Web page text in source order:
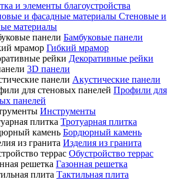
и элементы благоустройства
Стеновые и
материалы
Бамбуковые панели
Гибкий мрамор
Декоративные рейки
3D панели
Акустические панели
Профили для
панелей
Инструменты
Тротуарная плитка
Бордюрный камень
Изделия из гранита
Обустройство террас
Газонная решетка
Тактильная плита